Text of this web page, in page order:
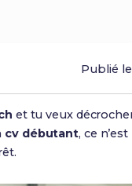
Publié le
et tu veux
cv débutant, ce